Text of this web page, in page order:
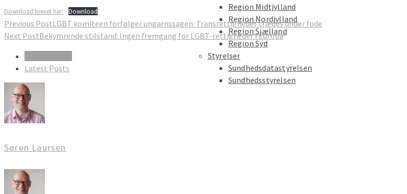
Region Midtjylland
Region Nordjylland
Region Sjælland
Region Syd
Styrelser
Sundhedsdatastyrelsen
Sundhedsstyrelsen
Download brevet her: Download
Previous PostLGBT komiteen forfølger ungarnssagen: Transrettigheder trædes under fode
Next PostBekymrende stilstand: Ingen fremgang for LGBT-rettigheder i Europa
Latest Posts
Søren Laursen